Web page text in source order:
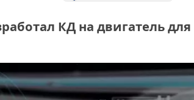
КД на двигатель для